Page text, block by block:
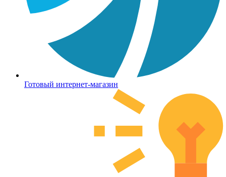
Готовый интернет-магазин